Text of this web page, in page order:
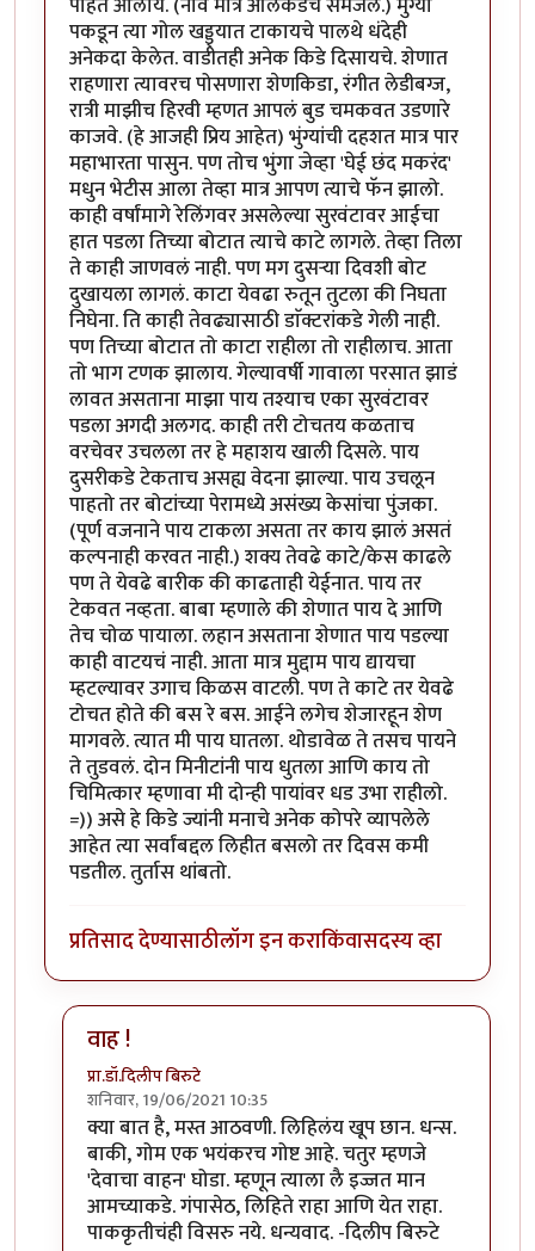
पकडून त्या गोल खड्ड्यात टाकायचे पालथे धंदेही
अनेकदा केलेत. वाडीतही अनेक किडे दिसायचे. शेणात
राहणारा त्यावरच पोसणारा शेणकिडा, रंगीत लेडीबग्ज,
रात्री माझीच हिरवी म्हणत आपलं बुड चमकवत उडणारे
काजवे. (हे आजही प्रिय आहेत) भुंग्यांची दहशत मात्र पार
महाभारता पासुन. पण तोच भुंगा जेव्हा 'घेई छंद मकरंद'
मधुन भेटीस आला तेव्हा मात्र आपण त्याचे फॅन झालो.
काही वर्षांमागे रेलिंगवर असलेल्या सुरवंटावर आईचा
हात पडला तिच्या बोटात त्याचे काटे लागले. तेव्हा तिला
ते काही जाणवलं नाही. पण मग दुसऱ्या दिवशी बोट
दुखायला लागलं. काटा येवढा रुतून तुटला की निघता
निघेना. ति काही तेवढ्यासाठी डाॅक्टरांकडे गेली नाही.
पण तिच्या बोटात तो काटा राहीला तो राहीलाच. आता
तो भाग टणक झालाय. गेल्यावर्षी गावाला परसात झाडं
लावत असताना माझा पाय तश्याच एका सुरवंटावर
पडला अगदी अलगद. काही तरी टोचतय कळताच
वरचेवर उचलला तर हे महाशय खाली दिसले. पाय
दुसरीकडे टेकताच असह्य वेदना झाल्या. पाय उचलून
पाहतो तर बोटांच्या पेरामध्ये असंख्य केसांचा पुंजका.
(पूर्ण वजनाने पाय टाकला असता तर काय झालं असतं
कल्पनाही करवत नाही.) शक्य तेवढे काटे/केस काढले
पण ते येवढे बारीक की काढताही येईनात. पाय तर
टेकवत नव्हता. बाबा म्हणाले की शेणात पाय दे आणि
तेच चोळ पायाला. लहान असताना शेणात पाय पडल्या
काही वाटयचं नाही. आता मात्र मुद्दाम पाय द्यायचा
म्हटल्यावर उगाच किळस वाटली. पण ते काटे तर येवढे
टोचत होते की बस रे बस. आईने लगेच शेजारहून शेण
मागवले. त्यात मी पाय घातला. थोडावेळ ते तसच पायने
ते तुडवलं. दोन मिनीटांनी पाय धुतला आणि काय तो
चिमित्कार म्हणावा मी दोन्ही पायांवर धड उभा राहीलो.
=)) असे हे किडे ज्यांनी मनाचे अनेक कोपरे व्यापलेले
आहेत त्या सर्वांबद्दल लिहीत बसलो तर दिवस कमी
पडतील. तुर्तास थांबतो.
प्रतिसाद देण्यासाठीलॉग इन कराकिंवासदस्य व्हा
वाह !
प्रा.डॉ.दिलीप बिरुटे
शनिवार, 19/06/2021 10:35
In reply toहाॅलिवूडच्या काही अप्रतिमbyगणपा
क्या बात है, मस्त आठवणी. लिहिलंय खूप छान. धन्स.
बाकी, गोम एक भयंकरच गोष्ट आहे. चतुर म्हणजे
'देवाचा वाहन' घोडा. म्हणून त्याला लै इज्जत मान
आमच्याकडे. गंपासेठ, लिहिते राहा आणि येत राहा.
पाककृतीचंही विसरु नये. धन्यवाद. -दिलीप बिरुटे